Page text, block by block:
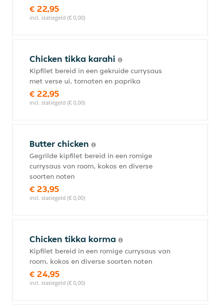
€ 22,95
incl. statiegeld (€ 0,00)
Chicken tikka karahi
Kipfilet bereid in een gekruide currysaus
met verse ui, tomaten en paprika
€ 22,95
incl. statiegeld (€ 0,00)
Butter chicken
Gegrilde kipfilet bereid in een romige
currysaus van room, kokos en diverse
soorten noten
€ 23,95
incl. statiegeld (€ 0,00)
Chicken tikka korma
Kipfilet bereid in een romige currysaus van
room, kokos en diverse soorten noten
€ 24,95
incl. statiegeld (€ 0,00)